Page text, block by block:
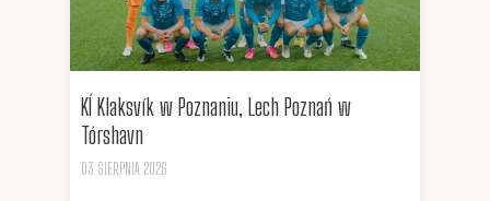
KÍ Klaksvík w Poznaniu, Lech Poznań w
Tórshavn
03 SIERPNIA 2026